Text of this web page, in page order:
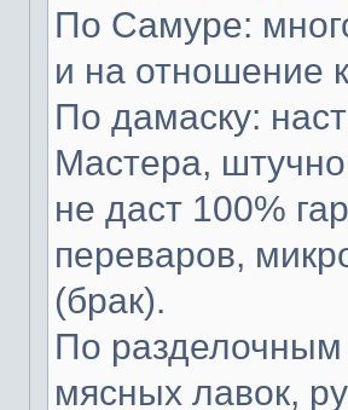
По Самуре:
и на отношение
По дамаску:
Мастера,
не даст 100%
переваров,
(брак).
По разделочным
мясных лавок,